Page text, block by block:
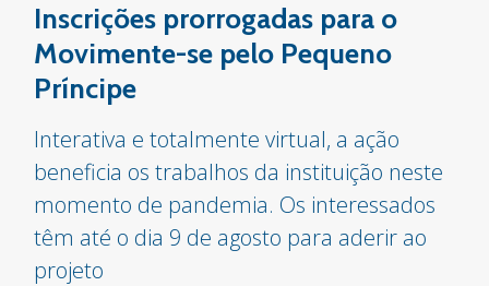
Inscrições prorrogadas para o
Movimente-se pelo Pequeno
Príncipe
Interativa e totalmente virtual, a ação
beneficia os trabalhos da instituição neste
momento de pandemia. Os interessados
têm até o dia 9 de agosto para aderir ao
projeto